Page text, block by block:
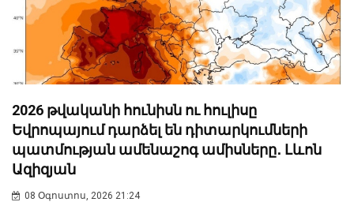
2026 թվականի հունիսն ու հուլիսը
Եվրոպայում դարձել են դիտարկումների
պատմության ամենաշոգ ամիսները․ Լևոն
Ազիզյան
08 Օգոստոս, 2026 21:24